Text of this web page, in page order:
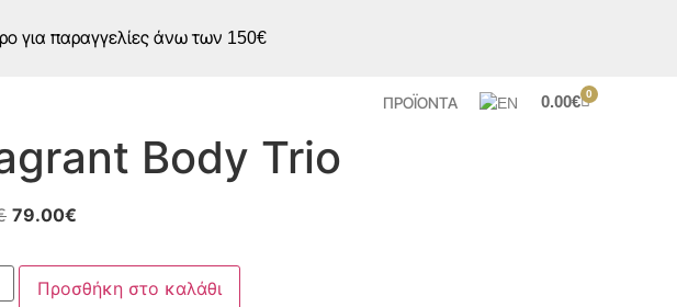
για παραγγελίες άνω των 150€
ΠΡΟΪΟΝΤΑ 0.00€ 0
Body Trio
79.00€
Προσθήκη στο καλάθι